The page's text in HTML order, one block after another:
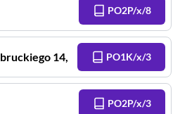
PO2P/x/8
14, PO1K/x/3
PO2P/x/3